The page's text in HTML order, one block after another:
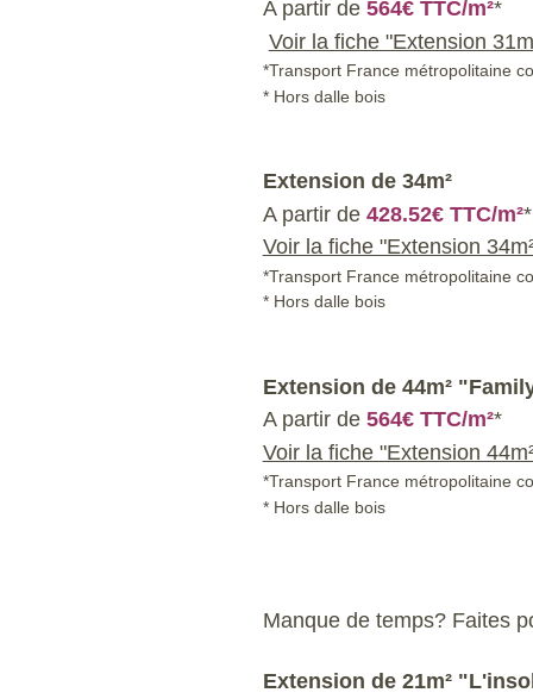
A partir de 564€ TTC/m²*
Voir la fiche "Extension
*Transport France métropolitaine
* Hors dalle bois
Extension de 34m²
A partir de 428.52€ TTC/m²*
Voir la fiche "Extension
*Transport France métropolitaine
* Hors dalle bois
Extension de 44m²
A partir de 564€ TTC/m²*
Voir la fiche "Extension
*Transport France métropolitaine
* Hors dalle bois
Manque de temps? Faites
Extension de 21m²